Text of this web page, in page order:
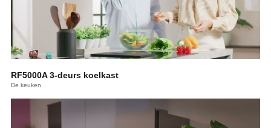
RF5000A 3-deurs koelkast
De keuken